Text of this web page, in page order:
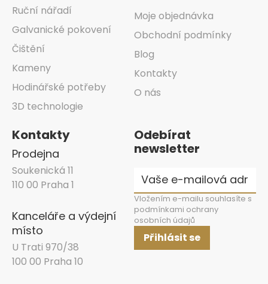
Ruční nářadí
Galvanické pokovení
Čištění
Kameny
Hodinářské potřeby
3D technologie
Moje objednávka
Obchodní podmínky
Blog
Kontakty
O nás
Kontakty
Prodejna
Soukenická 11
110 00 Praha 1
Kanceláře a výdejní
místo
U Trati 970/38
100 00 Praha 10
Odebírat
newsletter
Vložením e-mailu souhlasíte s
podmínkami ochrany
osobních údajů
Přihlásit se